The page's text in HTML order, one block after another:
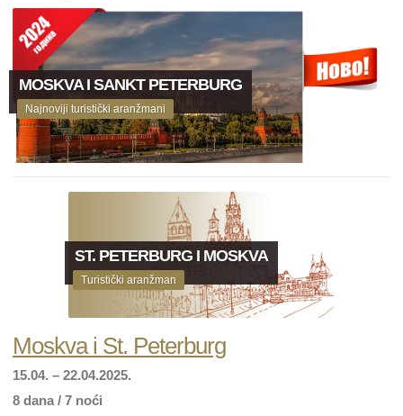
MOSKVA I SANKT PETERBURG
Najnoviji turistički aranžmani
ST. PETERBURG I MOSKVA
Turistički aranžman
Moskva i St. Peterburg
15.04. – 22.04.2025.
8 dana / 7 noći